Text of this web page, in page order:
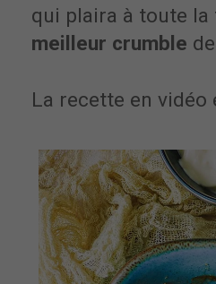
qui plaira à toute
meilleur crumble
La recette en vidéo